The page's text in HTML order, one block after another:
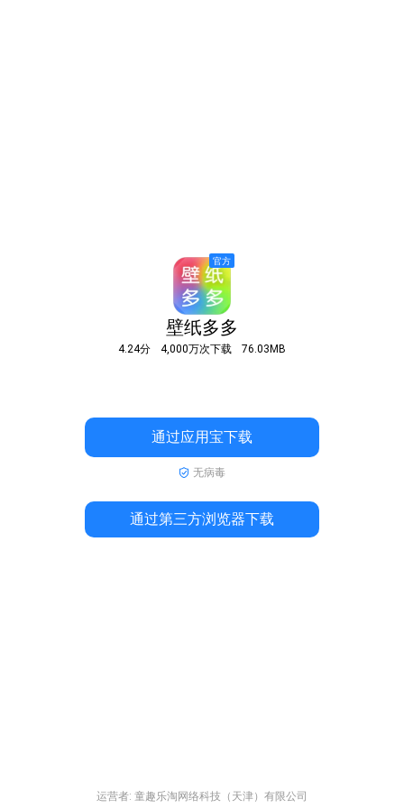
壁纸多多
4.24分 4,000万次下载 76.03MB
通过应用宝下载
无病毒
通过第三方浏览器下载
运营者: 童趣乐淘网络科技（天津）有限公司